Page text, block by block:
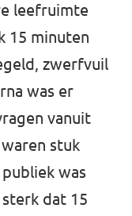
leefruimte
15 minuten
zwerfvuil
was er
vanuit
stuk
was
dat 15